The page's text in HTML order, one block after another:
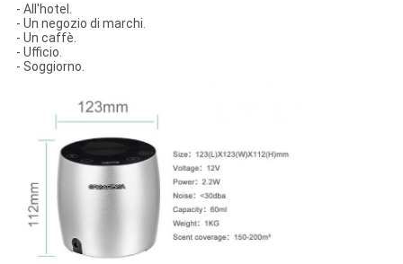
- All'hotel.
- Un negozio di marchi.
- Un caffè.
- Ufficio.
- Soggiorno.